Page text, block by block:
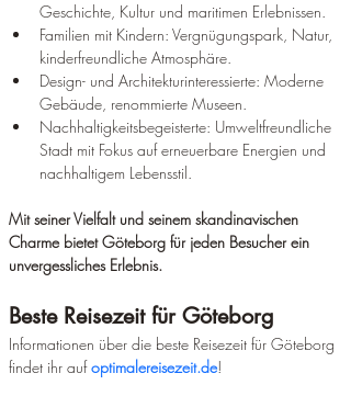
Geschichte, Kultur und maritimen Erlebnissen.
Familien mit Kindern: Vergnügungspark, Natur,
kinderfreundliche Atmosphäre.
Design- und Architekturinteressierte: Moderne
Gebäude, renommierte Museen.
Nachhaltigkeitsbegeisterte: Umweltfreundliche
Stadt mit Fokus auf erneuerbare Energien und
nachhaltigem Lebensstil.
Mit seiner Vielfalt und seinem skandinavischen
Charme bietet Göteborg für jeden Besucher ein
unvergessliches Erlebnis.
Beste Reisezeit für Göteborg
Informationen über die beste Reisezeit für Göteborg
findet ihr auf optimalereisezeit.de!